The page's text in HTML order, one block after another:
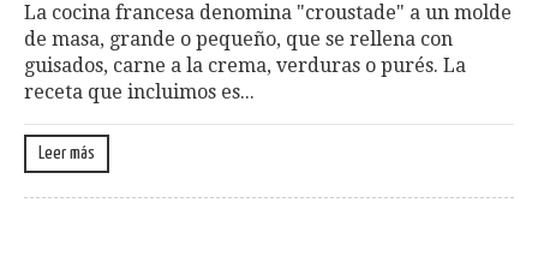
La cocina francesa denomina "croustade" a un molde
de masa, grande o pequeño, que se rellena con
guisados, carne a la crema, verduras o purés. La
receta que incluimos es...
Leer más